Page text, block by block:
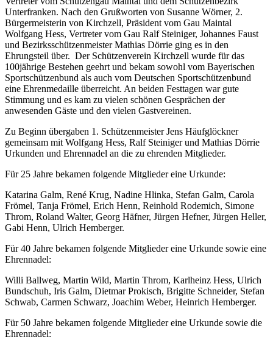
Unterfranken. Nach den Grußworten von Susanne Wörner, 2.
Bürgermeisterin von Kirchzell, Präsident vom Gau Maintal
Wolfgang Hess, Vertreter vom Gau Ralf Steiniger, Johannes Faust
und Bezirksschützenmeister Mathias Dörrie ging es in den
Ehrungsteil über. Der Schützenverein Kirchzell wurde für das
100jährige Bestehen geehrt und bekam sowohl vom Bayerischen
Sportschützenbund als auch vom Deutschen Sportschützenbund
eine Ehrenmedaille überreicht. An beiden Festtagen war gute
Stimmung und es kam zu vielen schönen Gesprächen der
anwesenden Gäste und den vielen Gastvereinen.
Zu Beginn übergaben 1. Schützenmeister Jens Häufglöckner
gemeinsam mit Wolfgang Hess, Ralf Steiniger und Mathias Dörrie
Urkunden und Ehrennadel an die zu ehrenden Mitglieder.
Für 25 Jahre bekamen folgende Mitglieder eine Urkunde:
Katarina Galm, René Krug, Nadine Hlinka, Stefan Galm, Carola
Frömel, Tanja Frömel, Erich Henn, Reinhold Rodemich, Simone
Throm, Roland Walter, Georg Häfner, Jürgen Hefner, Jürgen Heller,
Gabi Henn, Ulrich Hemberger.
Für 40 Jahre bekamen folgende Mitglieder eine Urkunde sowie eine
Ehrennadel:
Willi Ballweg, Martin Wild, Martin Throm, Karlheinz Hess, Ulrich
Bundschuh, Iris Galm, Dietmar Prokisch, Brigitte Schneider, Stefan
Schwab, Carmen Schwarz, Joachim Weber, Heinrich Hemberger.
Für 50 Jahre bekamen folgende Mitglieder eine Urkunde sowie die
Ehrennadel: